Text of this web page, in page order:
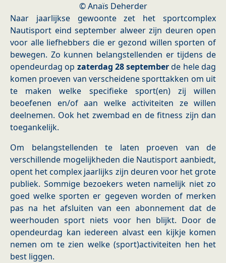
© Anaïs Deherder
Naar jaarlijkse gewoonte zet het sportcomplex
Nautisport eind september alweer zijn deuren open
voor alle liefhebbers die er gezond willen sporten of
bewegen. Zo kunnen belangstellenden er tijdens de
opendeurdag op zaterdag 28 septemberde hele dag
komen proeven van verscheidene sporttakken om uit
te maken welke specifieke sport(en) zij willen
beoefenen en/of aan welke activiteiten ze willen
deelnemen. Ook het zwembad en de fitness zijn dan
toegankelijk.
Om belangstellenden te laten proeven van de
verschillende mogelijkheden die Nautisport aanbiedt,
opent het complex jaarlijks zijn deuren voor het grote
publiek. Sommige bezoekers weten namelijk niet zo
goed welke sporten er gegeven worden of merken
pas na het afsluiten van een abonnement dat de
weerhouden sport niets voor hen blijkt. Door de
opendeurdag kan iedereen alvast een kijkje komen
nemen om te zien welke (sport)activiteiten hen het
best liggen.